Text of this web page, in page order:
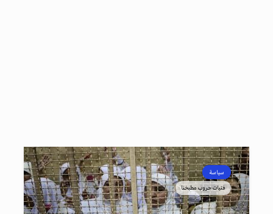
سياسة
فتيات جروب مطبخنا